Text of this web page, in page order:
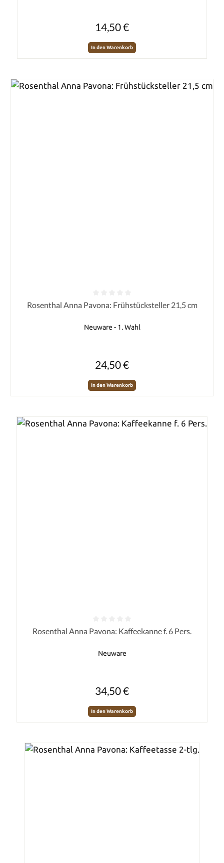
14,50 €
In den Warenkorb
Durchschnittliche Bewertung von 0 von 5 Sternen
Rosenthal Anna Pavona: Frühstücksteller 21,5 cm
Neuware - 1. Wahl
24,50 €
In den Warenkorb
Durchschnittliche Bewertung von 0 von 5 Sternen
Rosenthal Anna Pavona: Kaffeekanne f. 6 Pers.
Neuware
34,50 €
In den Warenkorb